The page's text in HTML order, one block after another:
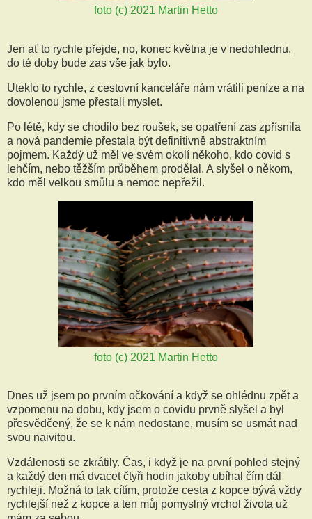
foto (c) 2021 Martin Hetto
Jen ať to rychle přejde, no, konec května je v nedohlednu,
do té doby bude zas vše jak bylo.
Uteklo to rychle, z cestovní kanceláře nám vrátili peníze a na
dovolenou jsme přestali myslet.
Po létě, kdy se chodilo bez roušek, se opatření zas zpřísnila
a nová pandemie přestala být definitivně abstraktním
pojmem. Každý už měl ve svém okolí někoho, kdo covid s
lehčím, nebo těžším průběhem prodělal. A slyšel o někom,
kdo měl velkou smůlu a nemoc nepřežil.
foto (c) 2021 Martin Hetto
Dnes už jsem po prvním očkování a když se ohlédnu zpět a
vzpomenu na dobu, kdy jsem o covidu prvně slyšel a byl
přesvědčený, že se k nám nedostane, musím se usmát nad
svou naivitou.
Vzdálenosti se zkrátily. Čas, i když je na první pohled stejný
a každý den má dvacet čtyři hodin jakoby ubíhal čím dál
rychleji. Možná to tak cítím, protože cesta z kopce bývá vždy
rychlejší než z kopce a ten můj pomyslný vrchol života už